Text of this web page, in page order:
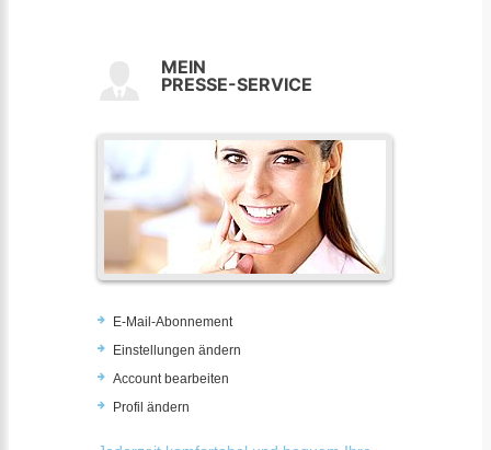
MEIN
PRESSE-SERVICE
E-Mail-Abonnement
Einstellungen ändern
Account bearbeiten
Profil ändern